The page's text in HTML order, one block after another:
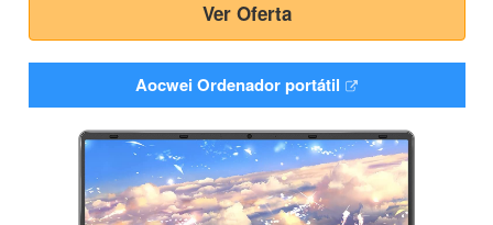
Ver Oferta
Aocwei Ordenador portátil